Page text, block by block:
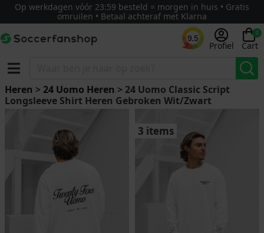
Op werkdagen vóór 23:59 besteld = morgen in huis • Gratis
omruilen • Betaal achteraf met Klarna
9.5
Profiel
0
Cart
Heren > 24 Uomo Heren > 24 Uomo Classic Script
Longsleeve Shirt Heren Gebroken Wit/Zwart
3 items